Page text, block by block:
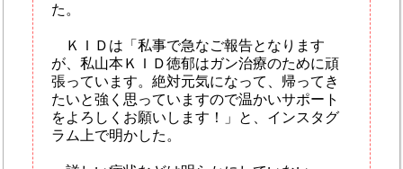
た。
ＫＩＤは「私事で急なご報告となります
が、私山本ＫＩＤ徳郁はガン治療のために頑
張っています。絶対元気になって、帰ってき
たいと強く思っていますので温かいサポート
をよろしくお願いします！」と、インスタグ
ラム上で明かした。